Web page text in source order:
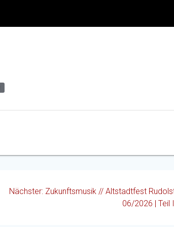
Nächster: Nächster
Zukunftsmusik // Altstadtfest
06/2026 | Teil I